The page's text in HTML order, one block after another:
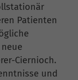
Patienten
Ciernioch.
und